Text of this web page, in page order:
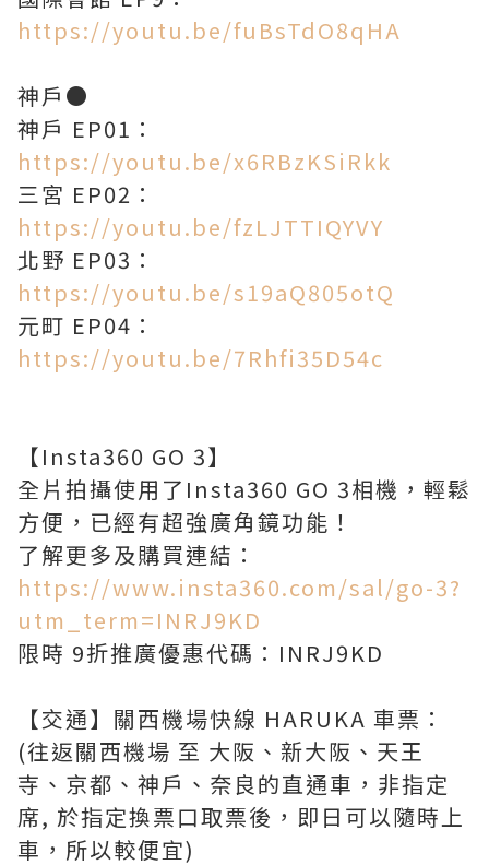
https://youtu.be/fuBsTdO8qHA
神戶●
神戶 EP01：
https://youtu.be/x6RBzKSiRkk
三宮 EP02：
https://youtu.be/fzLJTTIQYVY
北野 EP03：
https://youtu.be/s19aQ805otQ
元町 EP04：
https://youtu.be/7Rhfi35D54c
【Insta360 GO 3】
全片拍攝使用了Insta360 GO 3相機，輕鬆
方便，已經有超強廣角鏡功能！
了解更多及購買連結：
https://www.insta360.com/sal/go-3?
utm_term=INRJ9KD
限時 9折推廣優惠代碼：INRJ9KD
【交通】關西機場快線 HARUKA 車票：
(往返關西機場 至 大阪、新大阪、天王
寺、京都、神戶、奈良的直通車，非指定
席, 於指定換票口取票後，即日可以隨時上